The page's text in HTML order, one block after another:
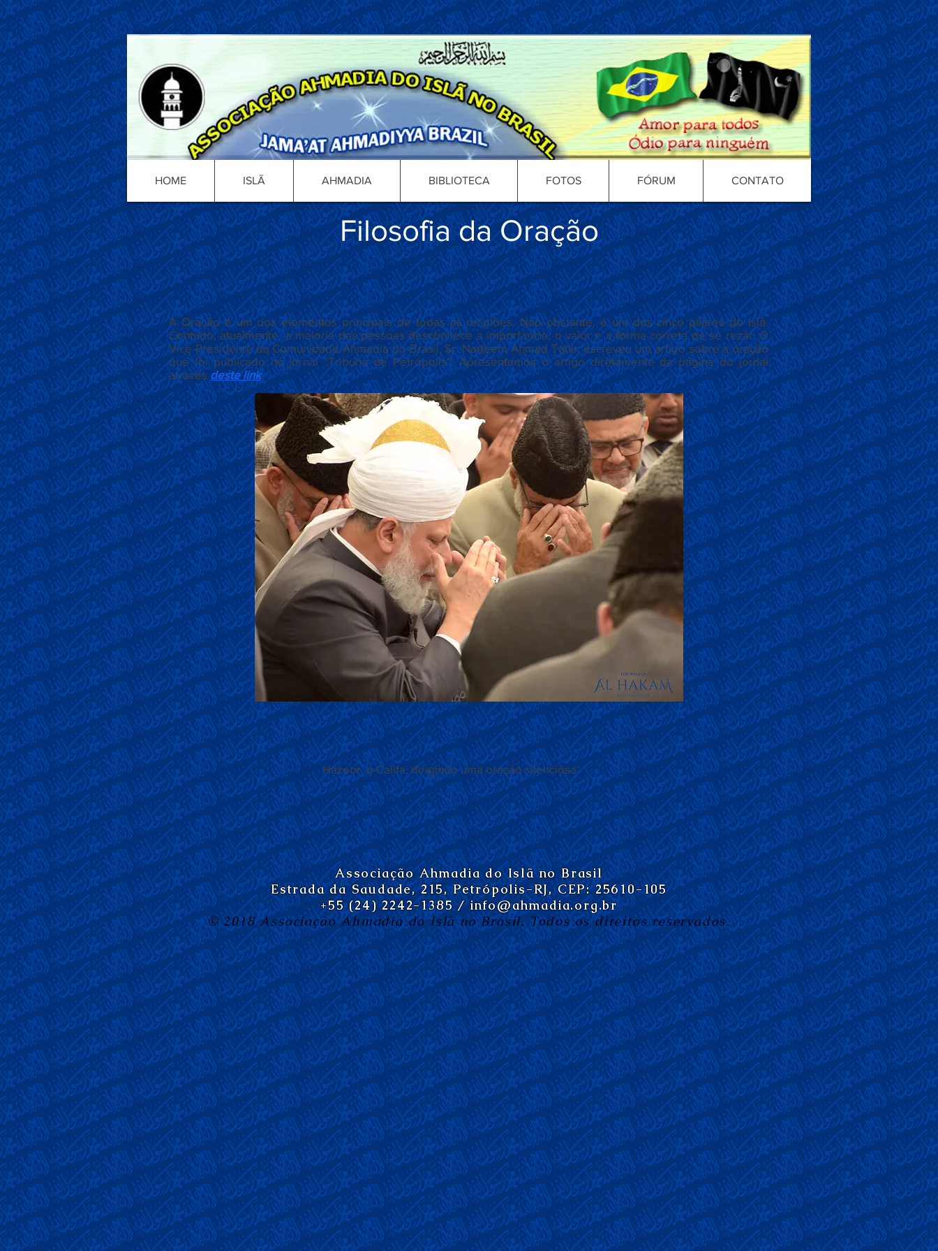
Título 6
HOME ISLÃ AHMADIA BIBLIOTECA FOTOS FÓRUM CONTATO
Filosofia da Oração
A Oração é um dos elementos principais de todas as religiões. Não obstante, é um dos cinco pilares do Islã.
Contudo, atualmente, a maioria das pessoas desconhece a importância, o valor e a forma correta de se rezar. O
Vice-Presidente da Comunidade Ahmadia do Brasil, Sr. Nadeem Ahmad Tahir, escreveu um artigo sobre a oração
que foi publicado no jornal "Tribuna de Petrópolis". Apresentamos o artigo diretamente da página do jornal
através deste link.
Hazoor, o Califa, dirigindo uma oração silenciosa.
Associação Ahmadia do Islã no Brasil
Estrada da Saudade, 215, Petrópolis-RJ, CEP: 25610-105
+55 (24) 2242-1385 /info@ahmadia.org.br
© 2018 Associação Ahmadia do Islã no Brasil. Todos os direitos reservados.